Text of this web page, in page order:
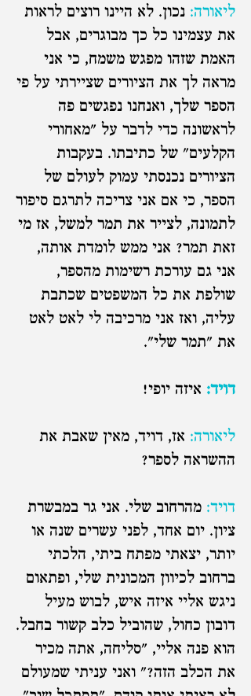
ליאורה: נכון. לא היינו רוצים לראות
את עצמינו כל כך מבוגרים, אבל
האמת שזהו מפגש משמח, כי אני
מראה לך את הציורים שציירתי על פי
הספר שלך, ואנחנו נפגשים פה
לראשונה כדי לדבר על "מאחורי
הקלעים" של כתיבתו. בעקבות
הציורים נכנסתי עמוק לעולם של
הספר, כי אם אני צריכה לתרגם סיפור
לתמונה, לצייר את תמר למשל, אז מי
זאת תמר? אני ממש לומדת אותה,
אני גם עורכת רשימות מהספר,
שולפת את כל המשפטים שכתבת
עליה, ואז אני מרכיבה לי לאט לאט
את "תמר שלי".
דויד: איזה יופי!
ליאורה: אז, דויד, מאין שאבת את
ההשראה לספר?
דויד: מהרחוב שלי. אני גר במבשרת
ציון. יום אחד, לפני עשרים שנה או
יותר, יצאתי מפתח ביתי, הלכתי
ברחוב לכיוון המכונית שלי, ופתאום
ניגש אליי איזה איש, לבוש מעיל
דובון כחול, שהוביל כלב קשור בחבל.
הוא פנה אליי, "סליחה, אתה מכיר
את הכלב הזה?" ואני עניתי שמעולם